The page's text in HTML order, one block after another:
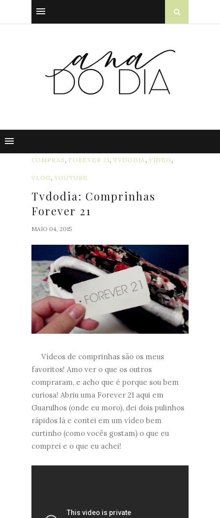
COMPRAS , FOREVER 21, TVDODIA, VIDEO ,
VLOG, YOUTUBE
Tvdodia: Comprinhas
Forever 21
MAIO 04, 2015
Vídeos de comprinhas são os meus
favoritos! Amo ver o que os outros
compraram, e acho que é porque sou bem
curiosa! Abriu uma Forever 21 aqui em
Guarulhos (onde eu moro), dei dois pulinhos
rápidos lá e contei em um vídeo bem
curtinho (como vocês gostam) o que eu
comprei e o que eu achei!